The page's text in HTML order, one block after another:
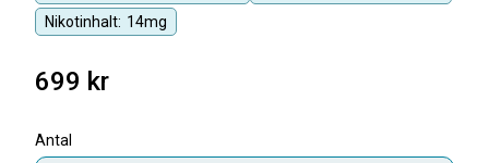
Nikotinhalt: 14mg
699 kr
Antal